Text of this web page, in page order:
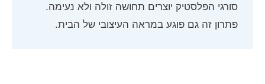
סורגי הפלסטיק יוצרים תחושה זולה ולא נעימה.
פתרון זה גם פוגע במראה העיצובי של הבית.